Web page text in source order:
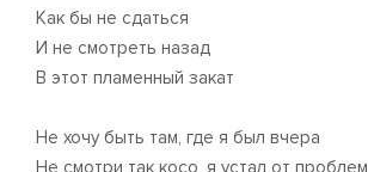
Как бы не сдаться
И не смотреть назад
В этот пламенный закат
Не хочу быть там, где я был вчера
Не смотри так косо, я устал от проблем